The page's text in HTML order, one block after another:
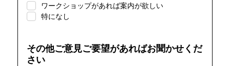
ワークショップがあれば案内が欲しい
特になし
その他ご意見ご要望があればお聞かせくだ
さい